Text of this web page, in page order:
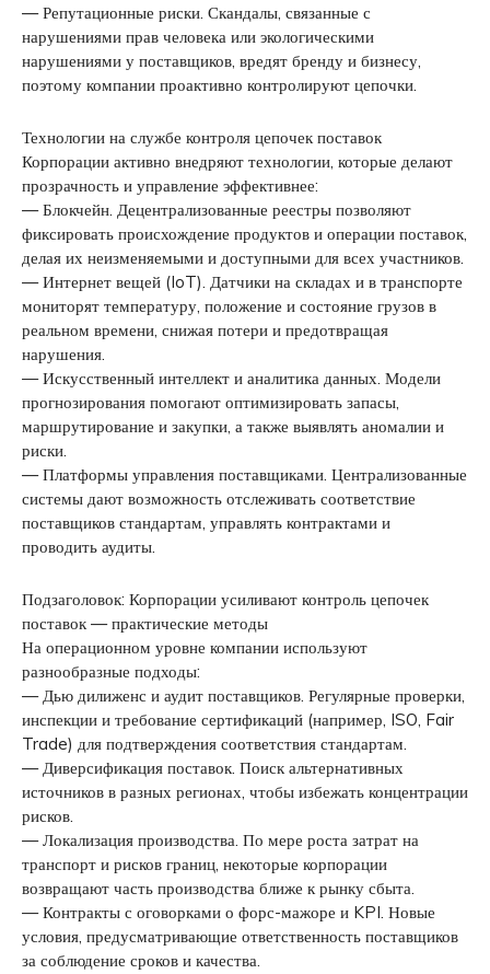
— Репутационные риски. Скандалы, связанные с
нарушениями прав человека или экологическими
нарушениями у поставщиков, вредят бренду и бизнесу,
поэтому компании проактивно контролируют цепочки.
Технологии на службе контроля цепочек поставок
Корпорации активно внедряют технологии, которые делают
прозрачность и управление эффективнее:
— Блокчейн. Децентрализованные реестры позволяют
фиксировать происхождение продуктов и операции поставок,
делая их неизменяемыми и доступными для всех участников.
— Интернет вещей (IoT). Датчики на складах и в транспорте
мониторят температуру, положение и состояние грузов в
реальном времени, снижая потери и предотвращая
нарушения.
— Искусственный интеллект и аналитика данных. Модели
прогнозирования помогают оптимизировать запасы,
маршрутирование и закупки, а также выявлять аномалии и
риски.
— Платформы управления поставщиками. Централизованные
системы дают возможность отслеживать соответствие
поставщиков стандартам, управлять контрактами и
проводить аудиты.
Подзаголовок: Корпорации усиливают контроль цепочек
поставок — практические методы
На операционном уровне компании используют
разнообразные подходы:
— Дью дилиженс и аудит поставщиков. Регулярные проверки,
инспекции и требование сертификаций (например, ISO, Fair
Trade) для подтверждения соответствия стандартам.
— Диверсификация поставок. Поиск альтернативных
источников в разных регионах, чтобы избежать концентрации
рисков.
— Локализация производства. По мере роста затрат на
транспорт и рисков границ, некоторые корпорации
возвращают часть производства ближе к рынку сбыта.
— Контракты с оговорками о форс-мажоре и KPI. Новые
условия, предусматривающие ответственность поставщиков
за соблюдение сроков и качества.